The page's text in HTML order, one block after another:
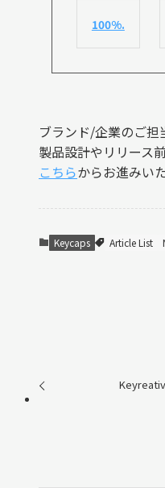
100%.
ブランド/企業のご担
製品設計やリリース
こちらからお進みい
Keycaps Article List